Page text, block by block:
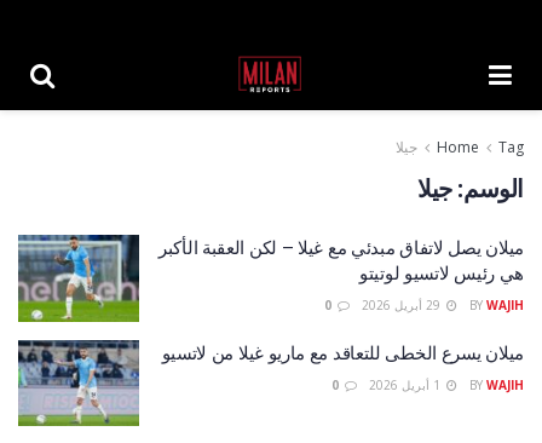
Home Tag جيلا
الوسم:جيلا
ميلان يصل لاتفاق مبدئي مع غيلا – لكن العقبة الأكبر
هي رئيس لاتسيو لوتيتو
BY WAJIH
ميلان يسرع الخطى للتعاقد مع ماريو غيلا من لاتسيو
BY WAJIH